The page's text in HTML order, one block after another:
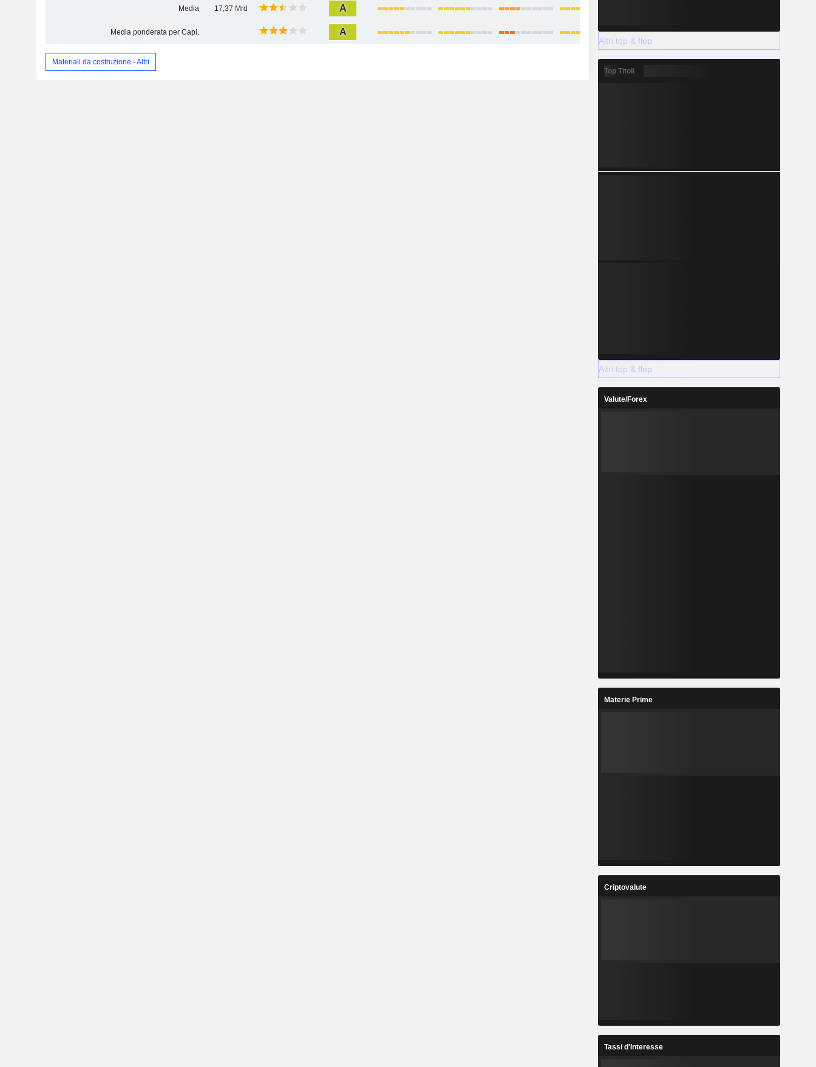
Media 17,37 Mrd A
Media ponderata per Capi. A
Materiali da costruzione - Altri
Altri top & flop
Top Titoli
Altri top & flop
Valute/Forex
Materie Prime
Criptovalute
Tassi d'Interesse